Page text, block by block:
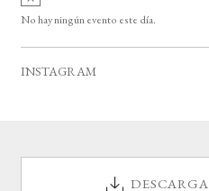
o
v
i
No hay ningún evento este día.
INSTAGRAM